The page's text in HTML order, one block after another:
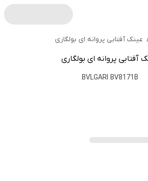
عینک آفتابی پروانه ای بولگاری
آفتابی پروانه ای بولگاری
BVLGARI BV8171B